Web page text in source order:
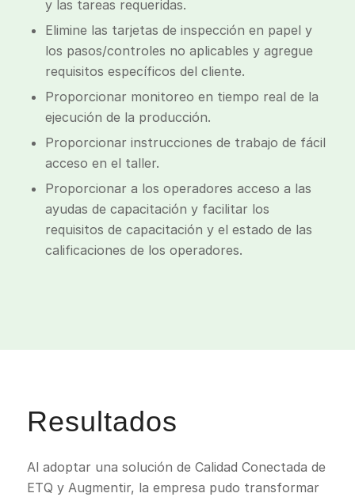
y las tareas requeridas.
Elimine las tarjetas de inspección en papel y
los pasos/controles no aplicables y agregue
requisitos específicos del cliente.
Proporcionar monitoreo en tiempo real de la
ejecución de la producción.
Proporcionar instrucciones de trabajo de fácil
acceso en el taller.
Proporcionar a los operadores acceso a las
ayudas de capacitación y facilitar los
requisitos de capacitación y el estado de las
calificaciones de los operadores.
Resultados
Al adoptar una solución de Calidad Conectada de
ETQ y Augmentir, la empresa pudo transformar